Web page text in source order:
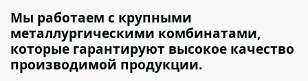
Мы работаем с крупными
металлургическими комбинатами,
которые гарантируют высокое качество
производимой продукции.